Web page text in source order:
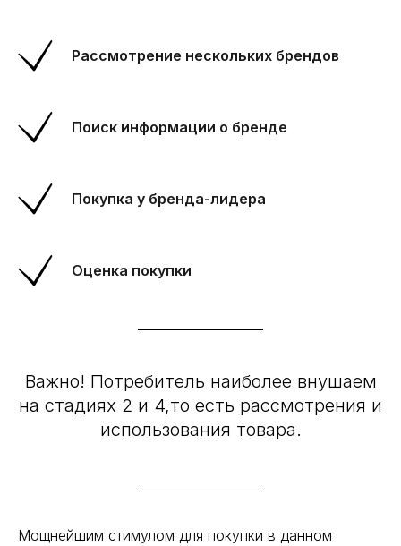
Рассмотрение нескольких брендов
Поиск информации о бренде
Покупка у бренда-лидера
Оценка покупки
Важно! Потребитель наиболее внушаем
на стадиях 2 и 4,то есть рассмотрения и
использования товара.
Мощнейшим стимулом для покупки в данном